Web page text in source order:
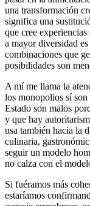
una transformación
significa una
que cree
a mayor diversidad
combinaciones que
posibilidades son
A mí me llama la
los monopolios sí
Estado son malos
y que hay
usa también hacia la
culinaria,
seguir un modelo
no calza con el
Si fuéramos más
estaríamos